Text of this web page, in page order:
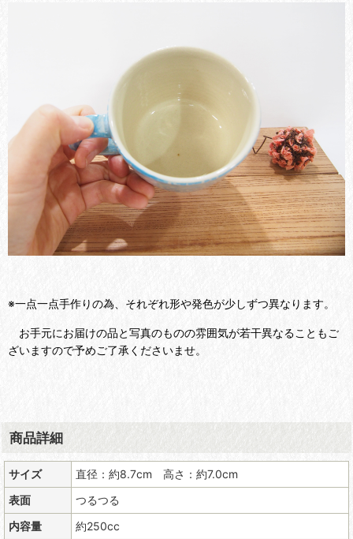
※一点一点手作りの為、それぞれ形や発色が少しずつ異なります。
お手元にお届けの品と写真のものの雰囲気が若干異なることもご
ざいますので予めご了承くださいませ。
商品詳細
サイズ
直径：約8.7cm 高さ：約7.0cm
表面
つるつる
内容量
約250cc